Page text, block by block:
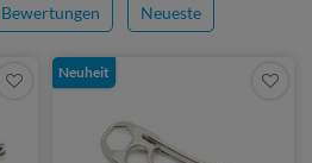
Bewertungen Neueste
Neuheit